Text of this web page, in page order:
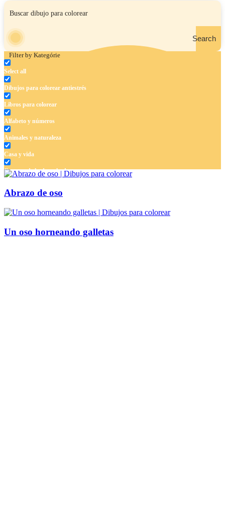
Search
Filter by Kategórie
Select all
Dibujos para colorear antiestrés
Libros para colorear
Alfabeto y números
Animales y naturaleza
Casa y vida
Cuentos de hadas y hadas
Flores
Abrazo de oso
Un oso horneando galletas